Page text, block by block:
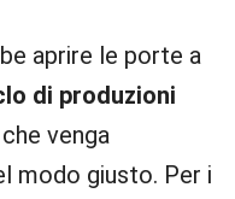
aprire le porte a
di produzioni
venga
modo giusto. Per i